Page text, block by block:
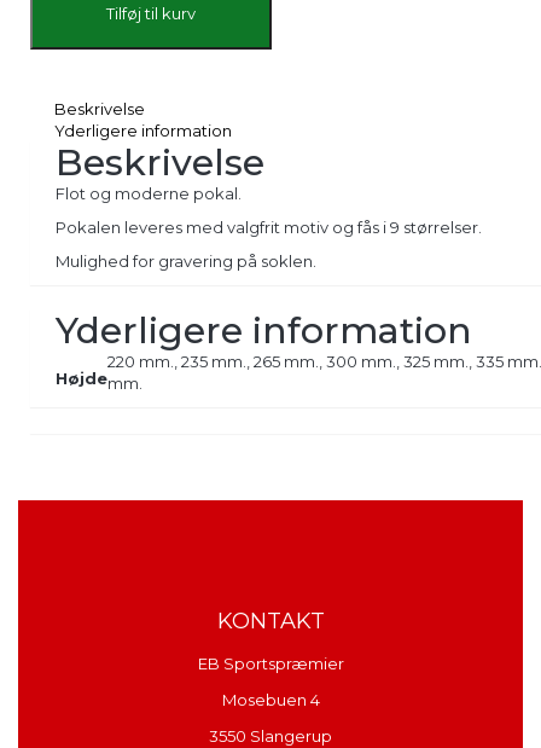
Tilføj til kurv
Beskrivelse
Yderligere information
Beskrivelse
Flot og moderne pokal.
Pokalen leveres med valgfrit motiv og fås i 9 størrelser.
Mulighed for gravering på soklen.
Yderligere information
Højde
220 mm., 235 mm., 265 mm., 300 mm., 325 mm., 335
mm.
KONTAKT
EB Sportspræmier
Mosebuen 4
3550 Slangerup